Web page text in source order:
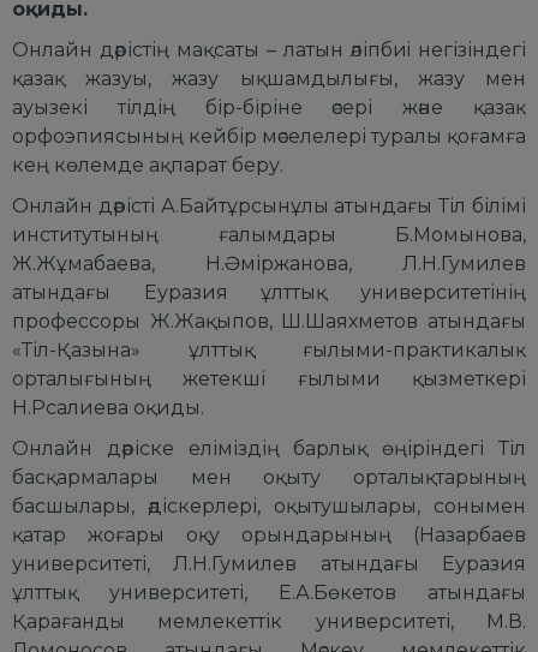
оқиды.
Онлайн дәрістің мақсаты – латын әліпбиi негізіндегі
қазақ жазуы, жазу ықшамдылығы, жазу мен
ауызекі тілдің бір-біріне әсері және қазақ
орфоэпиясының кейбір мәселелері туралы қоғамға
кең көлемде ақпарат беру.
Онлайн дәрісті А.Байтұрсынұлы атындағы Тіл білімі
институтының ғалымдары Б.Момынова,
Ж.Жұмабаева, Н.Әміржанова, Л.Н.Гумилев
атындағы Еуразия ұлттық университетінің
профессоры Ж.Жақыпов, Ш.Шаяхметов атындағы
«Тіл-Қазына» ұлттық ғылыми-практикалық
орталығының жетекші ғылыми қызметкері
Н.Рсалиева оқиды.
Онлайн дәріске еліміздің барлық өңіріндегі Тіл
басқармалары мен оқыту орталықтарының
басшылары, әдіскерлері, оқытушылары, сонымен
қатар жоғары оқу орындарының (Назарбаев
университеті, Л.Н.Гумилев атындағы Еуразия
ұлттық университеті, Е.А.Бөкетов атындағы
Қарағанды мемлекеттік университеті, М.В.